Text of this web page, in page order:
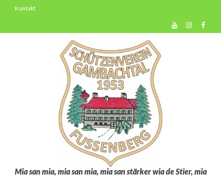
Kontakt
Mia san mia, mia san mia, mia san stärker wia de Stier, mia